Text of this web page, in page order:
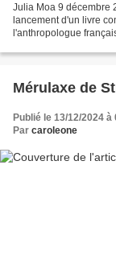
Julia Moa 9 décembre
lancement d'un livre
l'anthropologue
Mérulaxe de
Publié le 13/12/2024 à
Par caroleone